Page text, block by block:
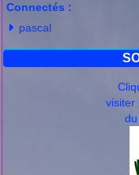
Connectés :
pascal
visiter